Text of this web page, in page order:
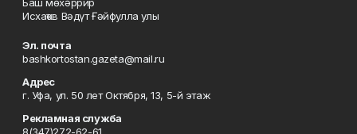
Исхаҡов Вәдүт Ғәйфулла улы
Эл. почта
bashkortostan.gazeta@mail.ru
Адрес
г. Уфа, ул. 50 лет Октября, 13, 5-й этаж
Рекламная служба
8(347)272-62-61